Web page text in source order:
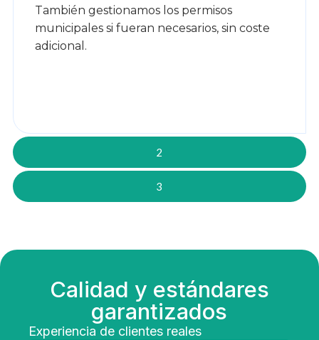
2
3
También gestionamos los permisos
municipales si fueran necesarios, sin coste
adicional.
Calidad y estándares
garantizados
Experiencia de clientes reales